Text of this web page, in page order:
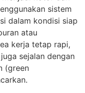
sistem
dalam kondisi siap
atau
kerja tetap rapi,
sejalan dengan
(green